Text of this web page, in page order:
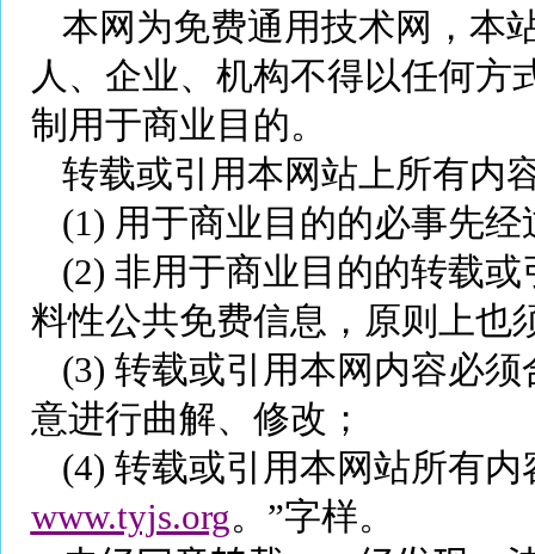
本网为免费通用技术网，本
人、企业、机构不得以任何方
制用于商业目的。
转载或引用本网站上所有内
(1) 用于商业目的的必事先
(2)非用于商业目的的转载
料性公共免费信息，原则上也
(3)转载或引用本网内容必
意进行曲解、修改；
(4)转载或引用本网站所有
www.tyjs.org。”字样。